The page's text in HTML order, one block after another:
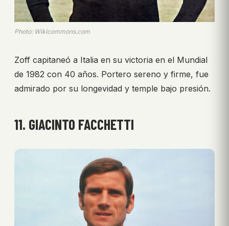
Photo: Wikicommons.com
Zoff capitaneó a Italia en su victoria en el Mundial
de 1982 con 40 años. Portero sereno y firme, fue
admirado por su longevidad y temple bajo presión.
11. GIACINTO FACCHETTI